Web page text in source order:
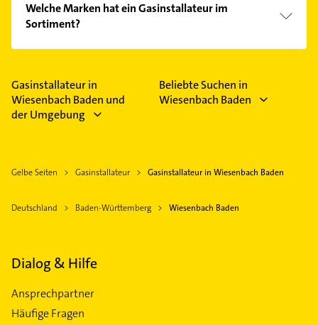
Bitte beachten Sie, dass diese an Sonn- und
Feiertagen abweichen können.
Welche Marken hat ein Gasinstallateur im
Sortiment?
Der Gasinstallateur verkauft Marken wie Duravit,
Gasinstallateur in
Wiesenbach Baden und
der Umgebung
Beliebte Suchen in
Wiesenbach Baden
Gelbe Seiten Gasinstallateur Gasinstallateur in Wiesenbach Baden
Deutschland Baden-Württemberg Wiesenbach Baden
Dialog & Hilfe
Ansprechpartner
Häufige Fragen